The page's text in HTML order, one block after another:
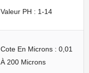
Valeur PH : 1-14
Cote En Microns : 0,01
À 200 Microns